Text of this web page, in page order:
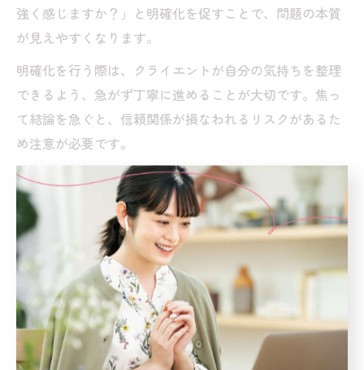
強く感じますか？」と明確化を促すことで、問題の本質
が見えやすくなります。
明確化を行う際は、クライエントが自分の気持ちを整理
できるよう、急がず丁寧に進めることが大切です。焦っ
て結論を急ぐと、信頼関係が損なわれるリスクがあるた
め注意が必要です。
ロジャース理論を現場のカウンセリ
ングで活かす
カウンセリング技法ロジャース理論の応用術
カウンセリングの現場でよく用いられる理論の一つが、
ロジャース理論です。ロジャース理論は、カウンセリン